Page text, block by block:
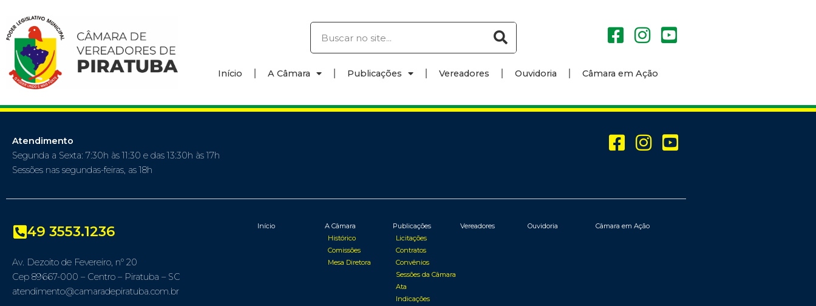
Início A Câmara Publicações Vereadores Ouvidoria Câmara em Ação
Atendimento
Segunda a Sexta: 7:30h às 11:30 e das 13:30h às 17h
Sessões nas segundas-feiras, as 18h
49 3553.1236
Av. Dezoito de Fevereiro, nº 20
Cep 89667-000 – Centro – Piratuba – SC
atendimento@camaradepiratuba.com.br
Início
A Câmara
Histórico
Comissões
Mesa Diretora
Publicações
Licitações
Contratos
Convênios
Sessões da Câmara
Ata
Indicações
Vereadores Ouvidoria Câmara em Ação